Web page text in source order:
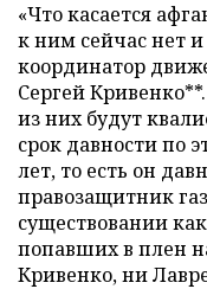
«Что касается
к ним сейчас нет
координатор
Сергей
из них будут
срок давности по
лет, то есть он
правозащитник
существовании
попавших в плен
Кривенко, ни